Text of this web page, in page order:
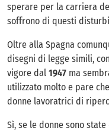
sperare per la carriera
soffrono di questi
Oltre alla Spagna
disegni di legge simili,
vigore dal 1947 ma
utilizzato molto e pare
donne lavoratrici di
Sì, se le donne sono